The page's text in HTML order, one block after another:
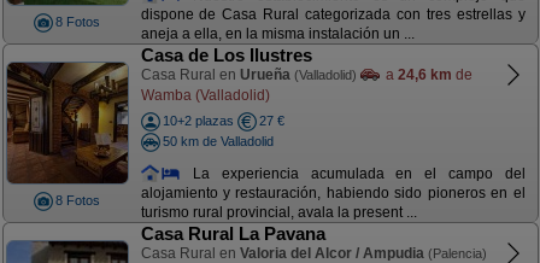
8 Fotos
dispone de Casa Rural categorizada con tres estrellas y
aneja a ella, en la misma instalación un ...
8 Fotos
Casa de Los Ilustres
Casa Rural en Urueña (Valladolid) a 24,6 km de
Wamba (Valladolid)
10+2 plazas
27 €
50 km de Valladolid
La experiencia acumulada en el campo del
alojamiento y restauración, habiendo sido pioneros en el
turismo rural provincial, avala la present ...
Casa Rural La Pavana
Casa Rural en Valoria del Alcor / Ampudia (Palencia)